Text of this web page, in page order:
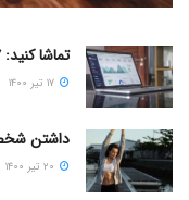
تماشا کنید: ۷ نکته در مورد نحوه شروع تمرین
داشتن